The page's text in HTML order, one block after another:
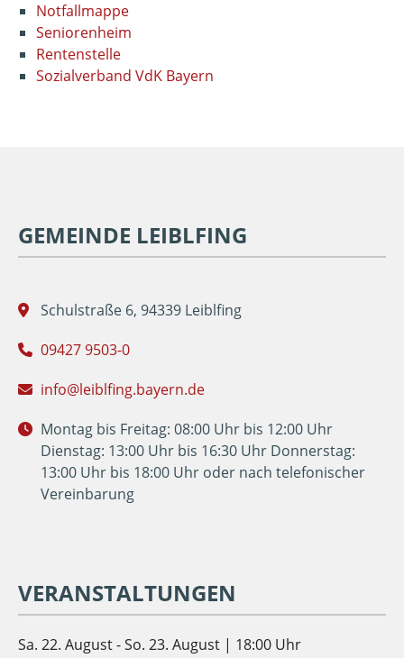
Notfallmappe
Seniorenheim
Rentenstelle
Sozialverband VdK Bayern
GEMEINDE LEIBLFING
Schulstraße 6, 94339 Leiblfing
09427 9503-0
info@leiblfing.bayern.de
Montag bis Freitag: 08:00 Uhr bis 12:00 Uhr
Dienstag: 13:00 Uhr bis 16:30 Uhr Donnerstag:
13:00 Uhr bis 18:00 Uhr oder nach telefonischer
Vereinbarung
VERANSTALTUNGEN
Sa. 22. August - So. 23. August | 18:00 Uhr